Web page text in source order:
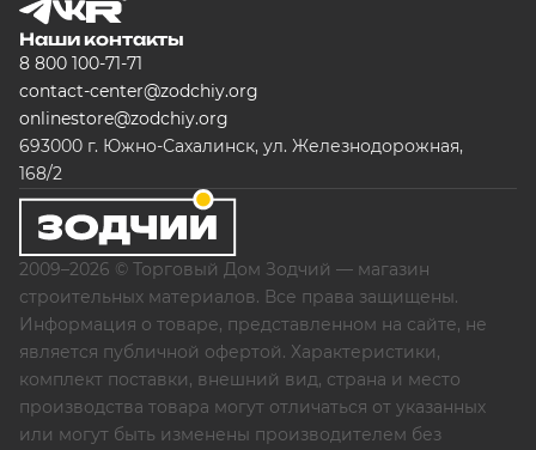
Наши контакты
8 800 100-71-71
contact-center@zodchiy.org
onlinestore@zodchiy.org
693000 г. Южно-Сахалинск, ул. Железнодорожная,
168/2
2009–2026 © Торговый Дом Зодчий — магазин
строительных материалов. Все права защищены.
Информация о товаре, представленном на сайте, не
является публичной офертой. Характеристики,
комплект поставки, внешний вид, страна и место
производства товара могут отличаться от указанных
или могут быть изменены производителем без